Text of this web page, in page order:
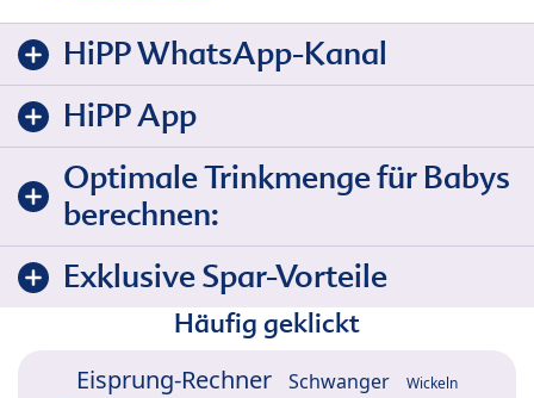
HiPP WhatsApp-Kanal
HiPP App
Optimale Trinkmenge für Babys
berechnen:
Exklusive Spar-Vorteile
Häufig geklickt
Eisprung-Rechner Schwanger Wickeln